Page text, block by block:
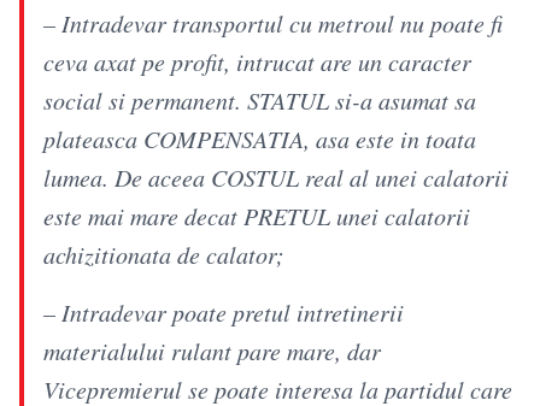
– Intradevar transportul cu metroul nu poate fi
ceva axat pe profit, intrucat are un caracter
social si permanent. STATUL si-a asumat sa
plateasca COMPENSATIA, asa este in toata
lumea. De aceea COSTUL real al unei calatorii
este mai mare decat PRETUL unei calatorii
achizitionata de calator;
– Intradevar poate pretul intretinerii
materialului rulant pare mare, dar
Vicepremierul se poate interesa la partidul care